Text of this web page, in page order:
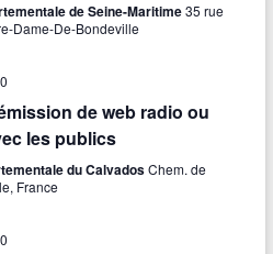
de Seine-Maritime35 rue
Dame-De-Bondeville
de web radio ou
les publics
du CalvadosChem. de
France